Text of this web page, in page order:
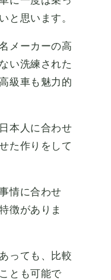
と思います。
メーカーの高
い洗練された
級車も魅力的
本人に合わせ
た作りをして
情に合わせ
徴がありま
っても、比較
とも可能で